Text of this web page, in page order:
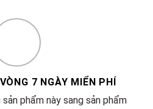
7 NGÀY MIỂN PHÍ
phẩm này sang sản phẩm